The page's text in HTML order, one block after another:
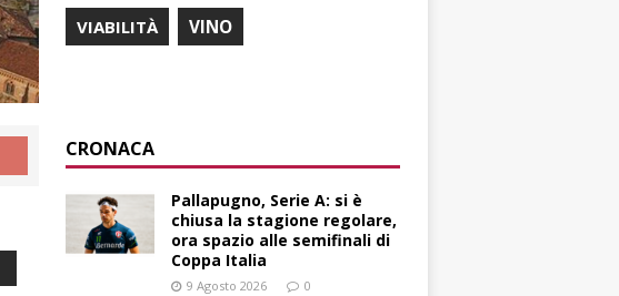
VIABILITÀ VINO
CRONACA
Pallapugno, Serie A: si è
chiusa la stagione regolare,
ora spazio alle semifinali di
Coppa Italia
9 Agosto 2026 0